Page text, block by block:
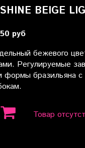
BEIGE
руб
бежевого
Регулируемые
формы бразильяна
Товар